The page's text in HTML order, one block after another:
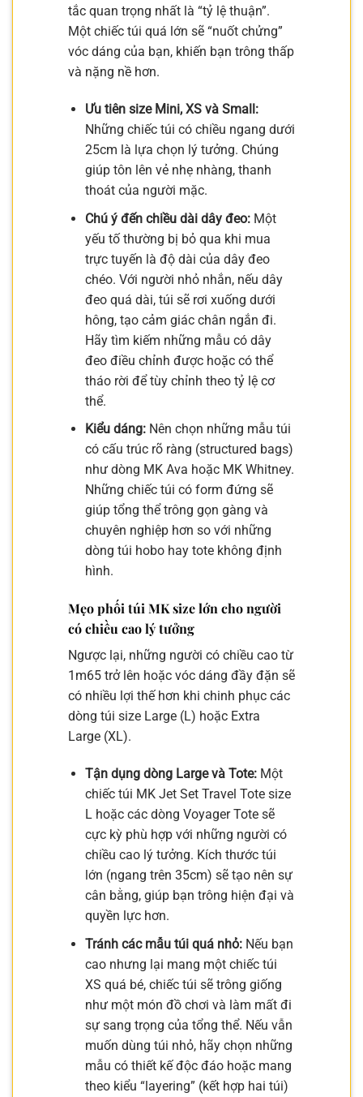
tắc quan trọng nhất là “tỷ lệ thuận”.
Một chiếc túi quá lớn sẽ “nuốt chửng”
vóc dáng của bạn, khiến bạn trông thấp
và nặng nề hơn.
Ưu tiên size Mini, XS và Small:
Những chiếc túi có chiều ngang dưới
25cm là lựa chọn lý tưởng. Chúng
giúp tôn lên vẻ nhẹ nhàng, thanh
thoát của người mặc.
Chú ý đến chiều dài dây đeo:Một
yếu tố thường bị bỏ qua khi mua
trực tuyến là độ dài của dây đeo
chéo. Với người nhỏ nhắn, nếu dây
đeo quá dài, túi sẽ rơi xuống dưới
hông, tạo cảm giác chân ngắn đi.
Hãy tìm kiếm những mẫu có dây
đeo điều chỉnh được hoặc có thể
tháo rời để tùy chỉnh theo tỷ lệ cơ
thể.
Kiểu dáng:Nên chọn những mẫu túi
có cấu trúc rõ ràng (structured bags)
như dòng MK Ava hoặc MK Whitney.
Những chiếc túi có form đứng sẽ
giúp tổng thể trông gọn gàng và
chuyên nghiệp hơn so với những
dòng túi hobo hay tote không định
hình.
Mẹo phối túi MK size lớn cho người
có chiều cao lý tưởng
Ngược lại, những người có chiều cao từ
1m65 trở lên hoặc vóc dáng đầy đặn sẽ
có nhiều lợi thế hơn khi chinh phục các
dòng túi size Large (L) hoặc Extra
Large (XL).
Tận dụng dòng Large và Tote:Một
chiếc túi MK Jet Set Travel Tote size
L hoặc các dòng Voyager Tote sẽ
cực kỳ phù hợp với những người có
chiều cao lý tưởng. Kích thước túi
lớn (ngang trên 35cm) sẽ tạo nên sự
cân bằng, giúp bạn trông hiện đại và
quyền lực hơn.
Tránh các mẫu túi quá nhỏ:Nếu bạn
cao nhưng lại mang một chiếc túi
XS quá bé, chiếc túi sẽ trông giống
như một món đồ chơi và làm mất đi
sự sang trọng của tổng thể. Nếu vẫn
muốn dùng túi nhỏ, hãy chọn những
mẫu có thiết kế độc đáo hoặc mang
theo kiểu “layering” (kết hợp hai túi)